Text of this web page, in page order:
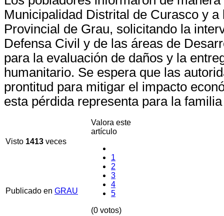
Municipalidad Distrital de Curasco y a
Provincial de Grau, solicitando la
Defensa Civil y de las áreas de
para la evaluación de daños y la
humanitario. Se espera que las
prontitud para mitigar el impacto
esta pérdida representa para la
Visto 1413 veces
Valora este
artículo
1
2
3
4
5
(0 votos)
Publicado en GRAU